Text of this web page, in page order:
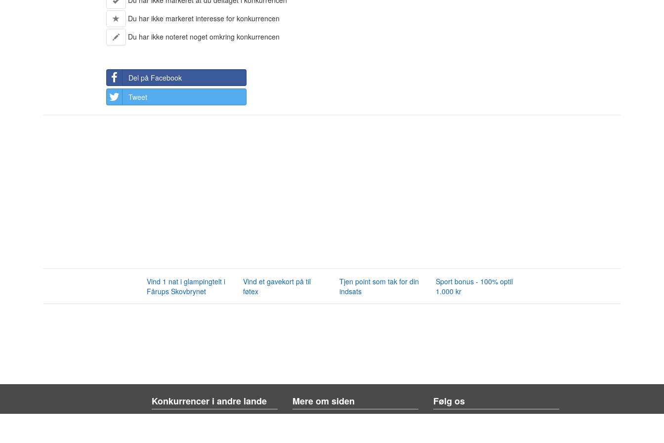
Du har ikke markeret interesse for konkurrencen
Du har ikke noteret noget omkring konkurrencen
Del på Facebook
Tweet
Vind 1 nat i glampingtelt i
Fårups Skovbrynet
Vind et gavekort på til
føtex
Tjen point som tak for din
indsats
Sport bonus - 100% optil
1.000 kr
Konkurrencer i andre lande Mere om siden Følg os